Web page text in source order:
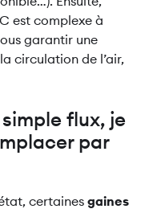
est complexe à
garantir une
circulation de l’air,
flux, je
par
certaines gaines